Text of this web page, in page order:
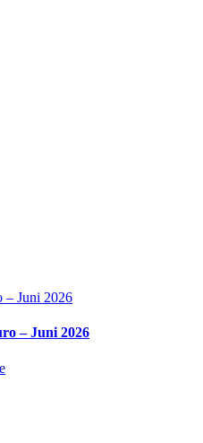
– Juni 2026
– Juni 2026